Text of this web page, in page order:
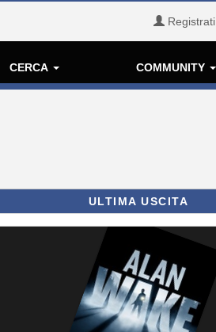
Registrati
CERCA COMMUNITY
ULTIMA USCITA